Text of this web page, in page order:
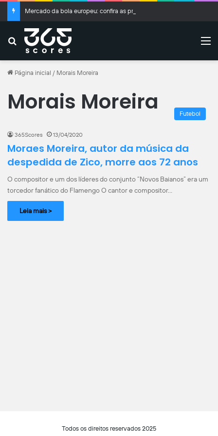
Buscar
Página inicial / Morais Moreira
Morais Moreira Futebol
365Scores 13/04/2020
Moraes Moreira, autor da música da
despedida de Zico, morre aos 72 anos
O compositor e um dos líderes do conjunto “Novos Baianos” era um
torcedor fanático do Flamengo O cantor e compositor…
Leia mais >
Todos os direitos reservados 2025